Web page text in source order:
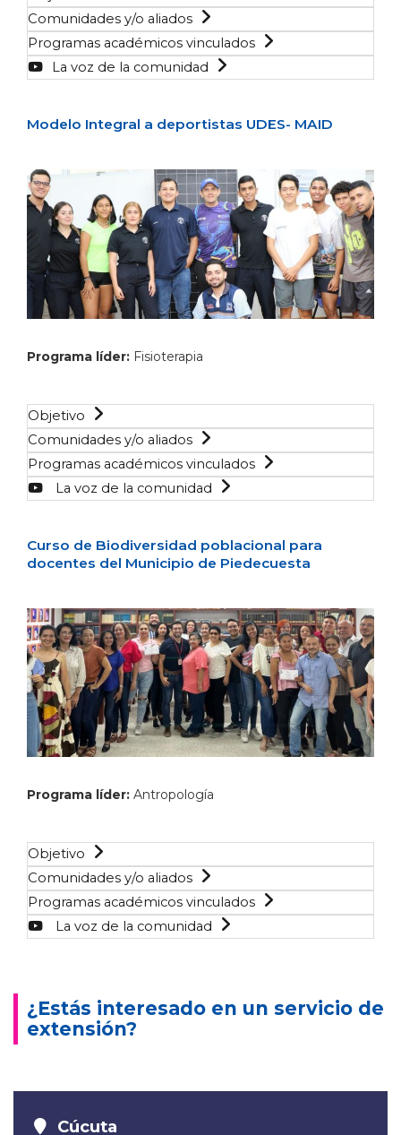
Comunidades y/o aliados
Programas académicos vinculados
La voz de la comunidad
Modelo Integral a deportistas UDES- MAID
Programa líder: Fisioterapia
Objetivo
Comunidades y/o aliados
Programas académicos vinculados
La voz de la comunidad
Curso de Biodiversidad poblacional para
docentes del Municipio de Piedecuesta
Programa líder: Antropología
Objetivo
Comunidades y/o aliados
Programas académicos vinculados
La voz de la comunidad
¿Estás interesado en un servicio de
extensión?
Cúcuta